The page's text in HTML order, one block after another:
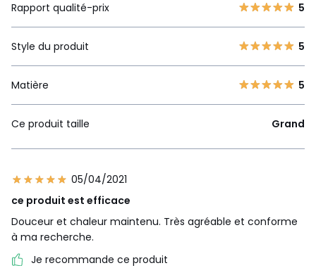
Rapport qualité-prix
5
Style du produit 5
Matière 5
Ce produit taille Grand
05/04/2021
ce produit est efficace
Douceur et chaleur maintenu. Très agréable et conforme
à ma recherche.
Je recommande ce produit